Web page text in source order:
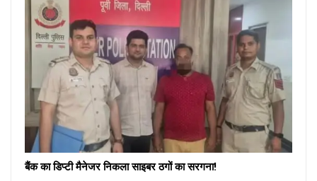
बैंक का डिप्टी मैनेजर निकला साइबर ठगों का सरगना!